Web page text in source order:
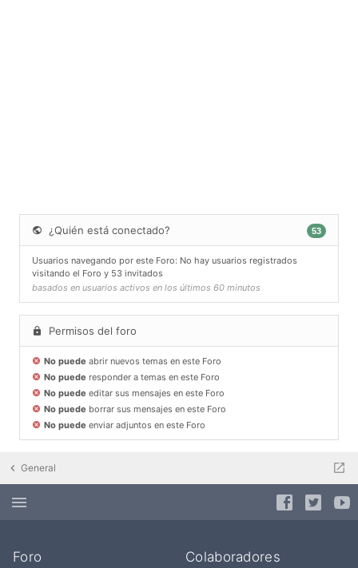
¿Quién está conectado? 53
Usuarios navegando por este Foro: No hay usuarios registrados
visitando el Foro y 53 invitados
basados en usuarios activos en los últimos 60 minutos
Permisos del foro
No puede abrir nuevos temas en este Foro
No puede responder a temas en este Foro
No puede editar sus mensajes en este Foro
No puede borrar sus mensajes en este Foro
No puede enviar adjuntos en este Foro
General
Foro Colaboradores